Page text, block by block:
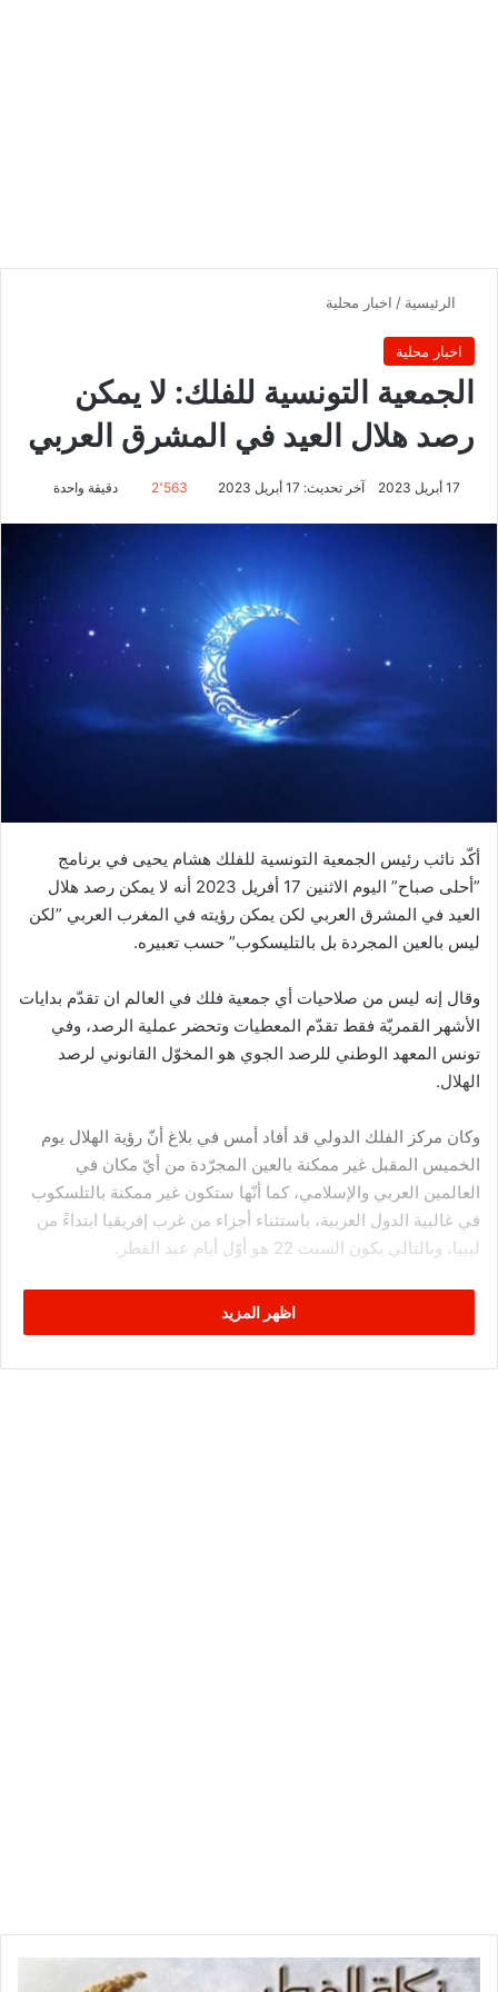
الرئيسية / اخبار محلية
اخبار محلية
الجمعية التونسية للفلك: لا يمكن
رصد هلال العيد في المشرق العربي
17 أبريل 2023 آخر تحديث: 17 أبريل 2023 2٬563 دقيقة واحدة
أكّد نائب رئيس الجمعية التونسية للفلك هشام يحيى في برنامج
”أحلى صباح” اليوم الاثنين 17 أفريل 2023 أنه لا يمكن رصد هلال
العيد في المشرق العربي لكن يمكن رؤيته في المغرب العربي ”لكن
ليس بالعين المجردة بل بالتليسكوب” حسب تعبيره.
وقال إنه ليس من صلاحيات أي جمعية فلك في العالم ان تقدّم بدايات
الأشهر القمريّة فقط تقدّم المعطيات وتحضر عملية الرصد، وفي
تونس المعهد الوطني للرصد الجوي هو المخوّل القانوني لرصد
الهلال.
وكان مركز الفلك الدولي قد أفاد أمس في بلاغ أنّ رؤية الهلال يوم
الخميس المقبل غير ممكنة بالعين المجرّدة من أيّ مكان في
العالمين العربي والإسلامي، كما أنّها ستكون غير ممكنة بالتلسكوب
في غالبية الدول العربية، باستثناء أجزاء من غرب إفريقيا ابتداءً من
ليبيا، وبالتالي يكون السبت 22 هو أوّل أيام عيد الفطر.
وللتأكيد، فإن الإعلان عن موعد عيد الفطر المبارك في تونس يبقى
من صلاحيات ومشمولات سماحة مفتي الجمهورية التونسية.
اظهر المزيد